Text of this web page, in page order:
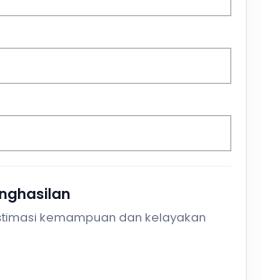
kemampuan dan kelayakan